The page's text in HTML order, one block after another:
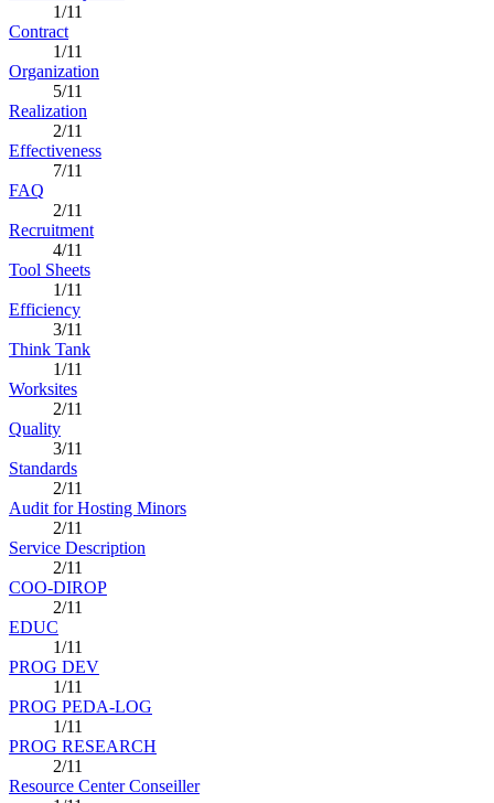
1/11
Contract
1/11
Organization
5/11
Realization
2/11
Effectiveness
7/11
FAQ
2/11
Recruitment
4/11
Tool Sheets
1/11
Efficiency
3/11
Think Tank
1/11
Worksites
2/11
Quality
3/11
Standards
2/11
Audit for Hosting Minors
2/11
Service Description
2/11
COO-DIROP
2/11
EDUC
1/11
PROG DEV
1/11
PROG PEDA-LOG
1/11
PROG RESEARCH
2/11
Resource Center Conseiller